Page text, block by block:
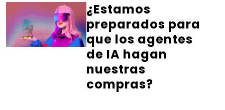
¿Estamos
preparados para
que los agentes
de IA hagan
nuestras
compras?